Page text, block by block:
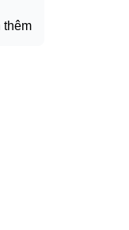
thêm